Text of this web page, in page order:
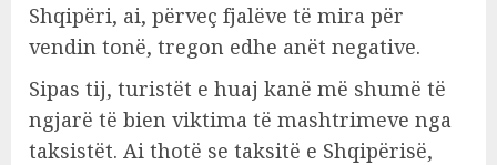
Shqipëri, ai, përveç fjalëve të mira për
vendin tonë, tregon edhe anët negative.
Sipas tij, turistët e huaj kanë më shumë të
ngjarë të bien viktima të mashtrimeve nga
taksistët. Ai thotë se taksitë e Shqipërisë,